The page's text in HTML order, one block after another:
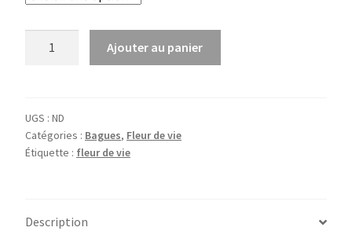
Ajouter au panier
UGS : ND
Catégories : Bagues, Fleur de vie
Étiquette : fleur de vie
Description